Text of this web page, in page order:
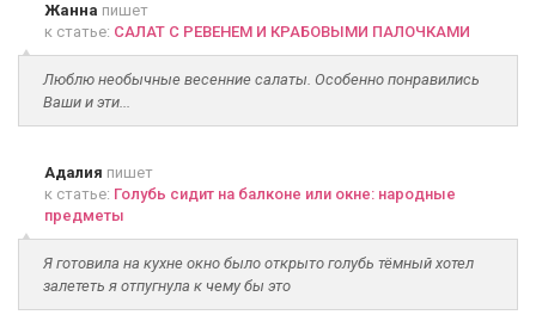
Жанна пишет
к статье: САЛАТ С РЕВЕНЕМ И КРАБОВЫМИ ПАЛОЧКАМИ
Люблю необычные весенние салаты. Особенно понравились
Ваши и эти...
Адалия пишет
к статье: Голубь сидит на балконе или окне: народные
предметы
Я готовила на кухне окно было открыто голубь тёмный хотел
залететь я отпугнула к чему бы это